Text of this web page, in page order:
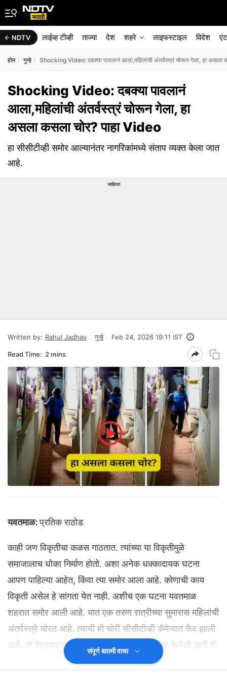
NDTV लाईव्ह टीव्ही ताज्या देश शहरे लाइफस्टाइल विदेश
होम गुन्हे Shocking Video: दबक्या पावलानं आला,महिलांची अंतर्वस्त्रं चोरून गेला, हा असला
Shocking Video: दबक्या पावलानं
आला,महिलांची अंतर्वस्त्रं चोरून गेला, हा
असला कसला चोर? पाहा Video
हा सीसीटीव्ही समोर आल्यानंतर नागरिकांमध्ये संताप व्यक्त केला जात
आहे.
जाहिरात
Written by: Rahul Jadhav गुन्हे Feb 24, 2026 19:11 IST
Read Time: 2 mins
यवतमाळ: प्रतिक राठोड
काही जण विकृतीचा कळस गाठतात. त्यांच्या या विकृतीमुळे
समाजालाच धोका निर्माण होतो. अशा अनेक धक्कादायक घटना
आपण पाहिल्या आहेत, किंवा त्या समोर आला आहे. कोणाची काय
विकृती असेल हे सांगता येत नाही. अशीच एक घटना यवतमाळ
शहरात समोर आली आहे. यात एक तरुण रात्रीच्या सुमारास महिलांची
अंतर्वस्त्रे चोरत आहे. त्याची ही चोरी सीसीटीव्ही कॅमेऱ्यात कैद झाली
आहे. तो ऐवढ्यावरच थांबला नाही. तर त्यांने त्यानंतर केलेली कृती ही
जास्त किळसवाणी आहे. ते ही या सीसीटीव्हीत कैद झालं आहे.
संपूर्ण बातमी वाचा